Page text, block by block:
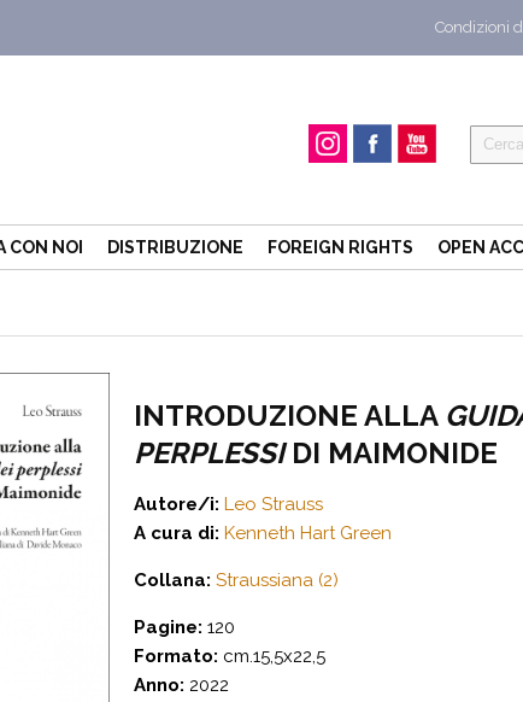
Condizioni
CON NOI DISTRIBUZIONE FOREIGN RIGHTS OPEN
INTRODUZIONE ALLA
PERPLESSIDI MAIMONIDE
Autore/i: Leo Strauss
A cura di: Kenneth Hart Green
Collana: Straussiana (2)
Pagine: 120
Formato: cm.15,5x22,5
Anno: 2022